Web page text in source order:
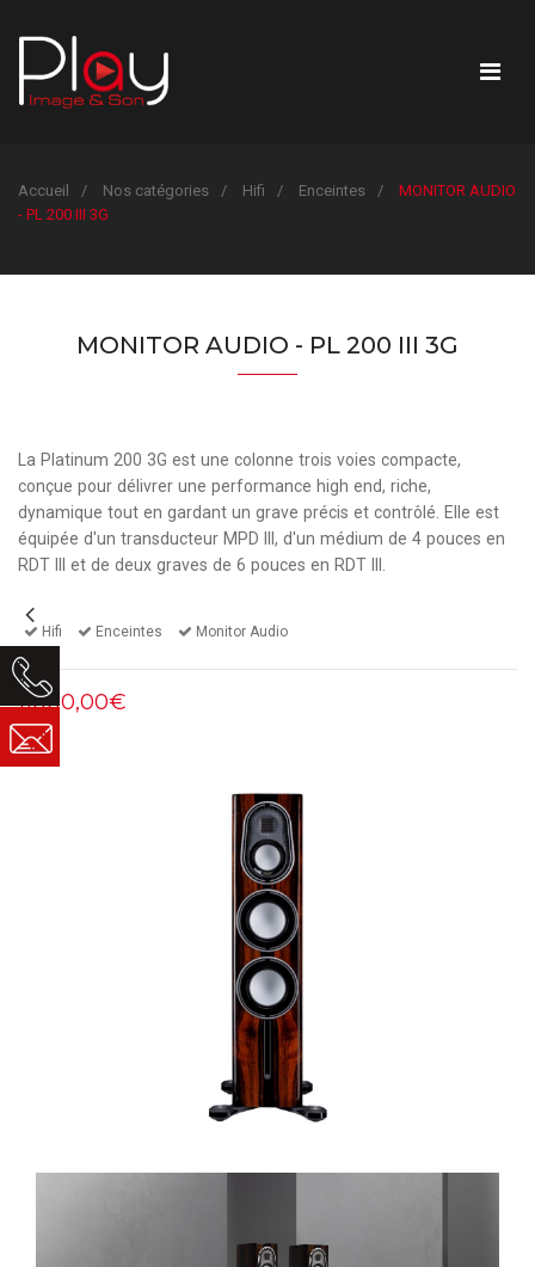
Accueil Nos catégories Hifi Enceintes
MONITOR AUDIO
- PL 200 III 3G
MONITOR AUDIO - PL 200 III 3G
La Platinum 200 3G est une colonne trois voies compacte,
conçue pour délivrer une performance high end, riche,
dynamique tout en gardant un grave précis et contrôlé. Elle est
équipée d'un transducteur MPD III, d'un médium de 4 pouces en
RDT III et de deux graves de 6 pouces en RDT III.
Hifi Enceintes Monitor Audio
11000,00€